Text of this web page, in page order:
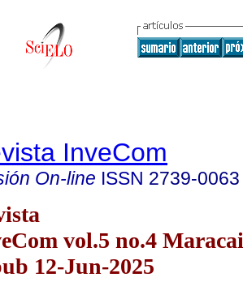
InveCom
On-line ISSN 2739-0063
vol.5 no.4
12-Jun-2025